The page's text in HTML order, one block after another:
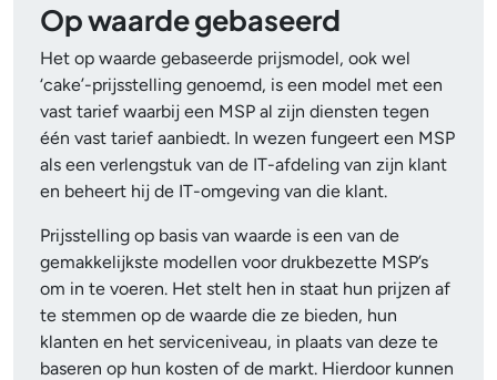
Op waarde gebaseerd
Het op waarde gebaseerde prijsmodel, ook wel
‘cake’-prijsstelling genoemd, is een model met een
vast tarief waarbij een MSP al zijn diensten tegen
één vast tarief aanbiedt. In wezen fungeert een MSP
als een verlengstuk van de IT-afdeling van zijn klant
en beheert hij de IT-omgeving van die klant.
Prijsstelling op basis van waarde is een van de
gemakkelijkste modellen voor drukbezette MSP’s
om in te voeren. Het stelt hen in staat hun prijzen af
te stemmen op de waarde die ze bieden, hun
klanten en het serviceniveau, in plaats van deze te
baseren op hun kosten of de markt. Hierdoor kunnen